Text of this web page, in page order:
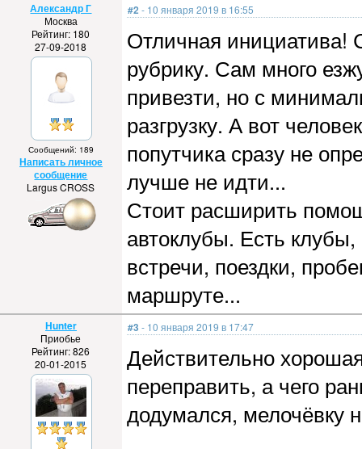
Александр Г
Москва
Рейтинг: 180
27-09-2018
Сообщений: 189
Написать личное
сообщение
Largus CROSS
#2 - 10 января 2019 в 16:55
Отличная инициатива!
рубрику. Сам много
привезти, но с
разгрузку. А вот
попутчика сразу не
лучше не идти...
Стоит расширить
автоклубы. Есть
встречи, поездки,
маршруте...
Hunter
Приобье
Рейтинг: 826
20-01-2015
#3 - 10 января 2019 в 17:47
Действительно
переправить, а чего
додумался, мелочёвку